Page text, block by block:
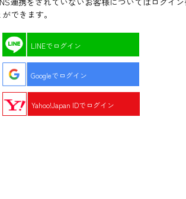
できます。
LINEでログイン
Googleでログイン
Yahoo!Japan IDでログイン